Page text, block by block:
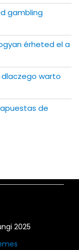
gambling
érheted el a
dlaczego warto
de
2025